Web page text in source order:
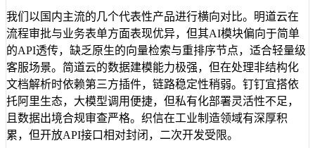
我们以国内主流的几个代表性产品进行横向对比。明道云在
流程审批与业务表单方面表现优异，但其AI模块偏向于简单
的API透传，缺乏原生的向量检索与重排序节点，适合轻量级
客服场景。简道云的数据建模能力极强，但在处理非结构化
文档解析时依赖第三方插件，链路稳定性稍弱。钉钉宜搭依
托阿里生态，大模型调用便捷，但私有化部署灵活性不足，
且数据出境合规审查严格。织信在工业制造领域有深厚积
累，但开放API接口相对封闭，二次开发受限。